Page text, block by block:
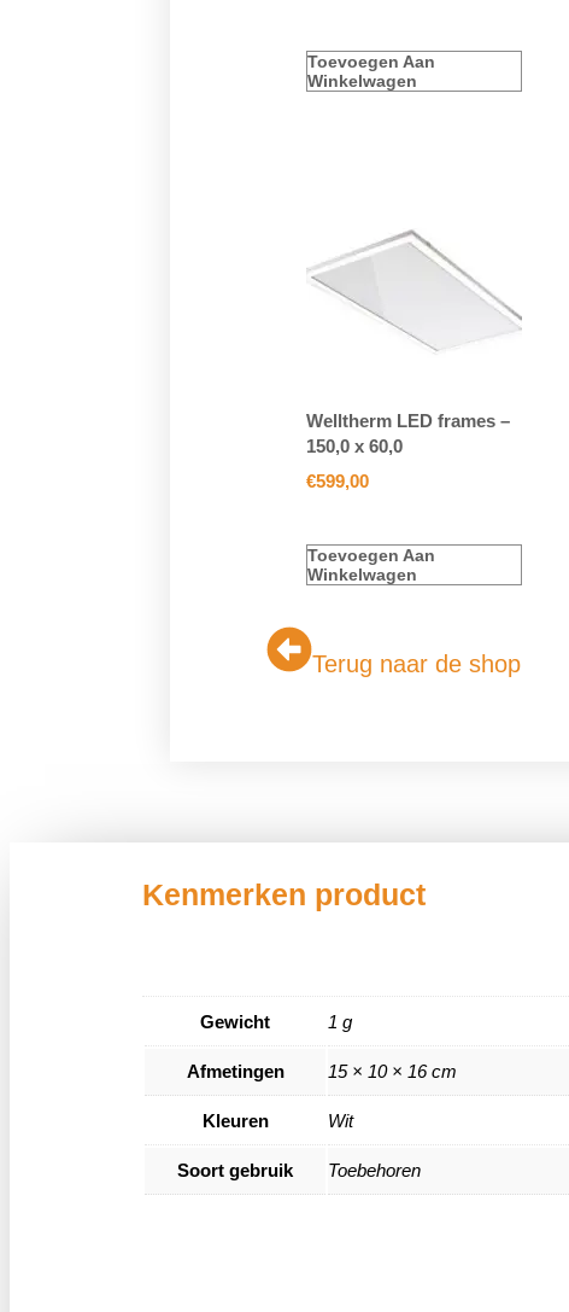
Toevoegen Aan
Winkelwagen
Welltherm LED frames –
150,0 x 60,0
€599,00
Toevoegen Aan
Winkelwagen
Terug naar de shop
Kenmerken product
Gewicht 1 g
Afmetingen 15 × 10 × 16 cm
Kleuren Wit
Soort gebruik Toebehoren